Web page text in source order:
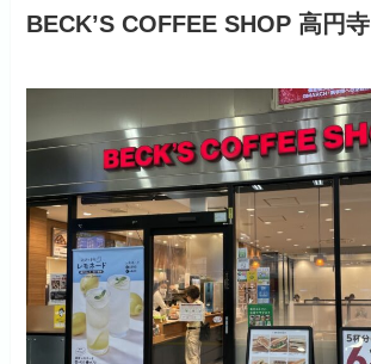
BECK’S COFFEE SHOP 高円寺